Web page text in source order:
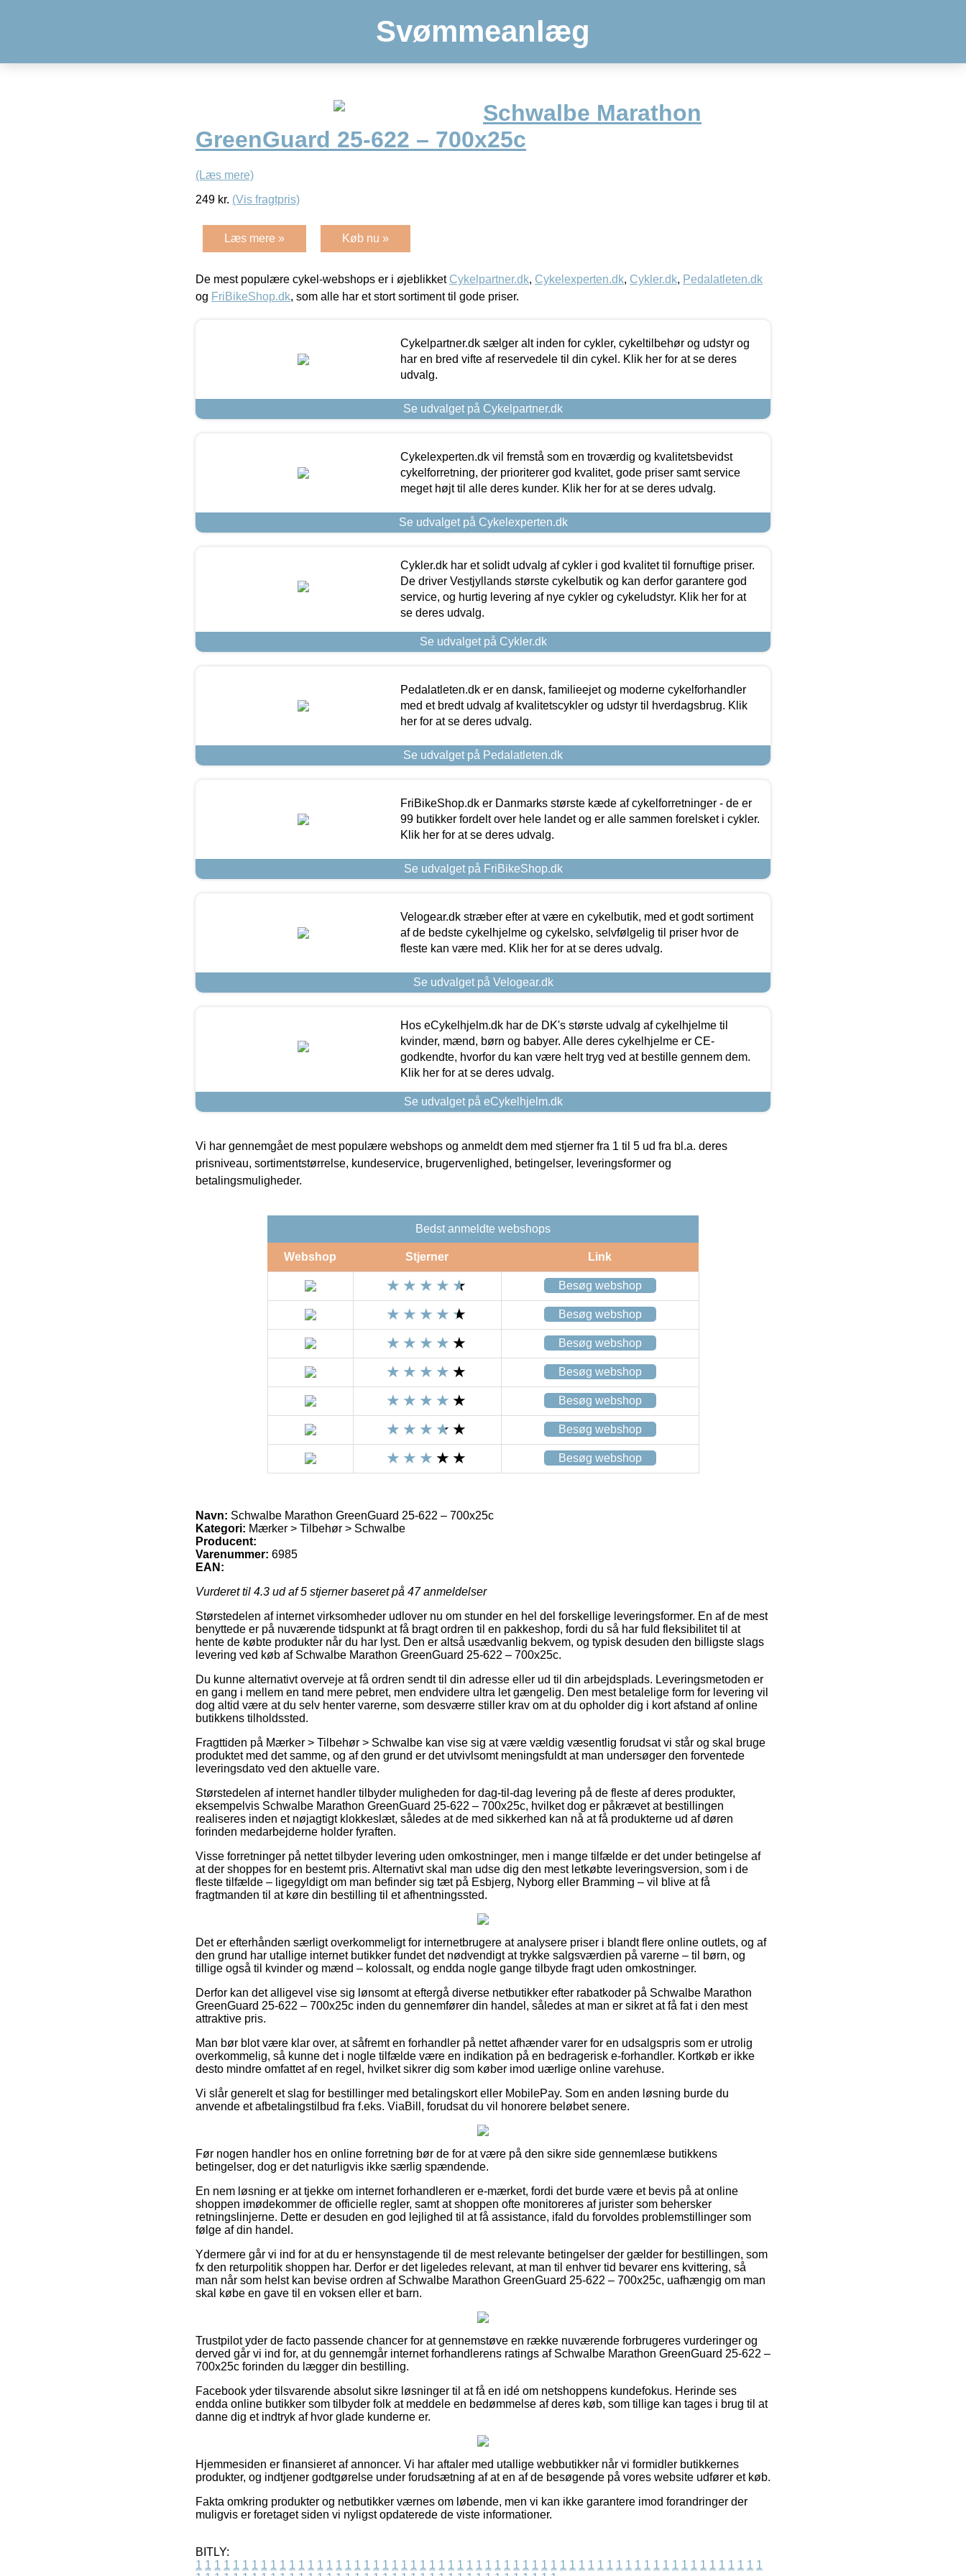
Svømmeanlæg
Schwalbe Marathon
GreenGuard 25-622 – 700x25c
(Læs mere)
249 kr. (Vis fragtpris)
Læs mere » Køb nu »
De mest populære cykel-webshops er i øjeblikket Cykelpartner.dk, Cykelexperten.dk, Cykler.dk, Pedalatleten.dk
og FriBikeShop.dk, som alle har et stort sortiment til gode priser.
Cykelpartner.dk sælger alt inden for cykler, cykeltilbehør og udstyr og
har en bred vifte af reservedele til din cykel. Klik her for at se deres
udvalg.
Se udvalget på Cykelpartner.dk
Cykelexperten.dk vil fremstå som en troværdig og kvalitetsbevidst
cykelforretning, der prioriterer god kvalitet, gode priser samt service
meget højt til alle deres kunder. Klik her for at se deres udvalg.
Se udvalget på Cykelexperten.dk
Cykler.dk har et solidt udvalg af cykler i god kvalitet til fornuftige priser.
De driver Vestjyllands største cykelbutik og kan derfor garantere god
service, og hurtig levering af nye cykler og cykeludstyr. Klik her for at
se deres udvalg.
Se udvalget på Cykler.dk
Pedalatleten.dk er en dansk, familieejet og moderne cykelforhandler
med et bredt udvalg af kvalitetscykler og udstyr til hverdagsbrug. Klik
her for at se deres udvalg.
Se udvalget på Pedalatleten.dk
FriBikeShop.dk er Danmarks største kæde af cykelforretninger - de er
99 butikker fordelt over hele landet og er alle sammen forelsket i cykler.
Klik her for at se deres udvalg.
Se udvalget på FriBikeShop.dk
Velogear.dk stræber efter at være en cykelbutik, med et godt sortiment
af de bedste cykelhjelme og cykelsko, selvfølgelig til priser hvor de
fleste kan være med. Klik her for at se deres udvalg.
Se udvalget på Velogear.dk
Hos eCykelhjelm.dk har de DK's største udvalg af cykelhjelme til
kvinder, mænd, børn og babyer. Alle deres cykelhjelme er CE-
godkendte, hvorfor du kan være helt tryg ved at bestille gennem dem.
Klik her for at se deres udvalg.
Se udvalget på eCykelhjelm.dk
Vi har gennemgået de mest populære webshops og anmeldt dem med stjerner fra 1 til 5 ud fra bl.a. deres
prisniveau, sortimentstørrelse, kundeservice, brugervenlighed, betingelser, leveringsformer og
betalingsmuligheder.
Bedst anmeldte webshops
Webshop Stjerner Link
Besøg webshop
Besøg webshop
Besøg webshop
Besøg webshop
Besøg webshop
Besøg webshop
Besøg webshop
Navn: Schwalbe Marathon GreenGuard 25-622 – 700x25c
Kategori: Mærker > Tilbehør > Schwalbe
Producent:
Varenummer: 6985
EAN:
Vurderet til 4.3 ud af 5 stjerner baseret på 47anmeldelser
Størstedelen af internet virksomheder udlover nu om stunder en hel del forskellige leveringsformer. En af de mest
benyttede er på nuværende tidspunkt at få bragt ordren til en pakkeshop, fordi du så har fuld fleksibilitet til at
hente de købte produkter når du har lyst. Den er altså usædvanlig bekvem, og typisk desuden den billigste slags
levering ved køb af Schwalbe Marathon GreenGuard 25-622 – 700x25c.
Du kunne alternativt overveje at få ordren sendt til din adresse eller ud til din arbejdsplads. Leveringsmetoden er
en gang i mellem en tand mere pebret, men endvidere ultra let gængelig. Den mest betalelige form for levering vil
dog altid være at du selv henter varerne, som desværre stiller krav om at du opholder dig i kort afstand af online
butikkens tilholdssted.
Fragttiden på Mærker > Tilbehør > Schwalbe kan vise sig at være vældig væsentlig forudsat vi står og skal bruge
produktet med det samme, og af den grund er det utvivlsomt meningsfuldt at man undersøger den forventede
leveringsdato ved den aktuelle vare.
Størstedelen af internet handler tilbyder muligheden for dag-til-dag levering på de fleste af deres produkter,
eksempelvis Schwalbe Marathon GreenGuard 25-622 – 700x25c, hvilket dog er påkrævet at bestillingen
realiseres inden et nøjagtigt klokkeslæt, således at de med sikkerhed kan nå at få produkterne ud af døren
forinden medarbejderne holder fyraften.
Visse forretninger på nettet tilbyder levering uden omkostninger, men i mange tilfælde er det under betingelse af
at der shoppes for en bestemt pris. Alternativt skal man udse dig den mest letkøbte leveringsversion, som i de
fleste tilfælde – ligegyldigt om man befinder sig tæt på Esbjerg, Nyborg eller Bramming – vil blive at få
fragtmanden til at køre din bestilling til et afhentningssted.
Det er efterhånden særligt overkommeligt for internetbrugere at analysere priser i blandt flere online outlets, og af
den grund har utallige internet butikker fundet det nødvendigt at trykke salgsværdien på varerne – til børn, og
tillige også til kvinder og mænd – kolossalt, og endda nogle gange tilbyde fragt uden omkostninger.
Derfor kan det alligevel vise sig lønsomt at eftergå diverse netbutikker efter rabatkoder på Schwalbe Marathon
GreenGuard 25-622 – 700x25c inden du gennemfører din handel, således at man er sikret at få fat i den mest
attraktive pris.
Man bør blot være klar over, at såfremt en forhandler på nettet afhænder varer for en udsalgspris som er utrolig
overkommelig, så kunne det i nogle tilfælde være en indikation på en bedragerisk e-forhandler. Kortkøb er ikke
desto mindre omfattet af en regel, hvilket sikrer dig som køber imod uærlige online varehuse.
Vi slår generelt et slag for bestillinger med betalingskort eller MobilePay. Som en anden løsning burde du
anvende et afbetalingstilbud fra f.eks. ViaBill, forudsat du vil honorere beløbet senere.
Før nogen handler hos en online forretning bør de for at være på den sikre side gennemlæse butikkens
betingelser, dog er det naturligvis ikke særlig spændende.
En nem løsning er at tjekke om internet forhandleren er e-mærket, fordi det burde være et bevis på at online
shoppen imødekommer de officielle regler, samt at shoppen ofte monitoreres af jurister som behersker
retningslinjerne. Dette er desuden en god lejlighed til at få assistance, ifald du forvoldes problemstillinger som
følge af din handel.
Ydermere går vi ind for at du er hensynstagende til de mest relevante betingelser der gælder for bestillingen, som
fx den returpolitik shoppen har. Derfor er det ligeledes relevant, at man til enhver tid bevarer ens kvittering, så
man når som helst kan bevise ordren af Schwalbe Marathon GreenGuard 25-622 – 700x25c, uafhængig om man
skal købe en gave til en voksen eller et barn.
Trustpilot yder de facto passende chancer for at gennemstøve en række nuværende forbrugeres vurderinger og
derved går vi ind for, at du gennemgår internet forhandlerens ratings af Schwalbe Marathon GreenGuard 25-622 –
700x25c forinden du lægger din bestilling.
Facebook yder tilsvarende absolut sikre løsninger til at få en idé om netshoppens kundefokus. Herinde ses
endda online butikker som tilbyder folk at meddele en bedømmelse af deres køb, som tillige kan tages i brug til at
danne dig et indtryk af hvor glade kunderne er.
Hjemmesiden er finansieret af annoncer. Vi har aftaler med utallige webbutikker når vi formidler butikkernes
produkter, og indtjener godtgørelse under forudsætning af at en af de besøgende på vores website udfører et køb.
Fakta omkring produkter og netbutikker værnes om løbende, men vi kan ikke garantere imod forandringer der
muligvis er foretaget siden vi nyligst opdaterede de viste informationer.
BITLY:
1 1 1 1 1 1 1 1 1 1 1 1 1 1 1 1 1 1 1 1 1 1 1 1 1 1 1 1 1 1 1 1 1 1 1 1 1 1 1 1 1 1 1 1 1 1 1 1 1 1 1 1 1 1 1 1 1 1 1 1 1